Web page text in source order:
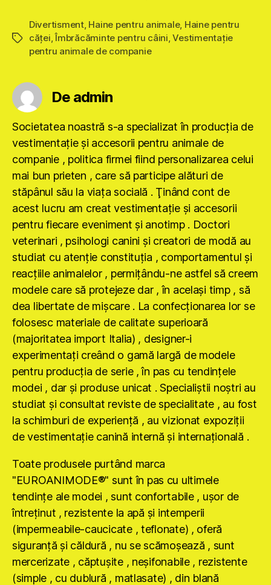
Etichete
Divertisment, Haine pentru animale, Haine pentru
căţei ,Îmbrăcăminte pentru câini ,Vestimentație
pentru animale de companie
De admin
Societatea noastră s-a specializat în producţia de
vestimentaţie şi accesorii pentru animale de
companie , politica firmei fiind personalizarea celui
mai bun prieten , care să participe alături de
stăpânul său la viaţa socială . Ţinând cont de
acest lucru am creat vestimentaţie şi accesorii
pentru fiecare eveniment şi anotimp . Doctori
veterinari , psihologi canini şi creatori de modă au
studiat cu atenţie constituţia , comportamentul şi
reacţiile animalelor , permiţându-ne astfel să creem
modele care să protejeze dar , în acelaşi timp , să
dea libertate de mişcare . La confecţionarea lor se
folosesc materiale de calitate superioară
(majoritatea import Italia) , designer-i
experimentaţi creând o gamă largă de modele
pentru producţia de serie , în pas cu tendinţele
modei , dar şi produse unicat . Specialiştii noştri au
studiat şi consultat reviste de specialitate , au fost
la schimburi de experienţă , au vizionat expoziţii
de vestimentaţie canină internă şi internaţională .
Toate produsele purtând marca
"EUROANIMODE®" sunt în pas cu ultimele
tendinţe ale modei , sunt confortabile , uşor de
întreţinut , rezistente la apă şi intemperii
(impermeabile-caucicate , teflonate) , oferă
siguranţă şi căldură , nu se scămoşează , sunt
mercerizate , căptuşite , neşifonabile , rezistente
(simple , cu dublură , matlasate) , din blană